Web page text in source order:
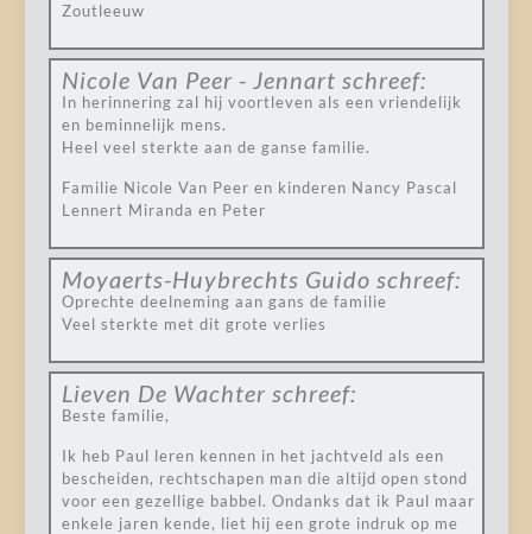
Zoutleeuw
Nicole Van Peer - Jennart schreef:
In herinnering zal hij voortleven als een vriendelijk
en beminnelijk mens.
Heel veel sterkte aan de ganse familie.
Familie Nicole Van Peer en kinderen Nancy Pascal
Lennert Miranda en Peter
Moyaerts-Huybrechts Guido schreef:
Oprechte deelneming aan gans de familie
Veel sterkte met dit grote verlies
Lieven De Wachter schreef:
Beste familie,
Ik heb Paul leren kennen in het jachtveld als een
bescheiden, rechtschapen man die altijd open stond
voor een gezellige babbel. Ondanks dat ik Paul maar
enkele jaren kende, liet hij een grote indruk op me